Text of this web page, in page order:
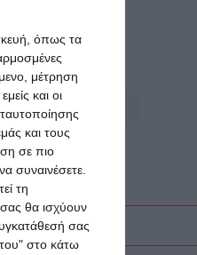
όπως τα
μέτρηση
και οι
και τους
σε πιο
συναινέσετε.
τη
θα ισχύουν
σας
στο κάτω
Αφήστε ένα σχόλιο